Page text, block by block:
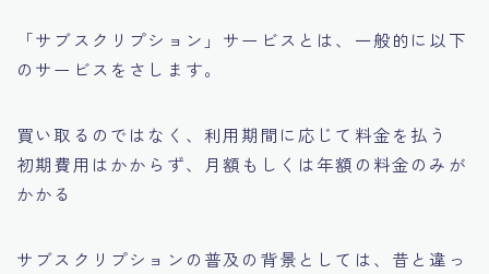
「サブスクリプション」サービスとは、一般的に以下
のサービスをさします。
買い取るのではなく、利用期間に応じて料金を払う
初期費用はかからず、月額もしくは年額の料金のみが
かかる
サブスクリプションの普及の背景としては、昔と違っ